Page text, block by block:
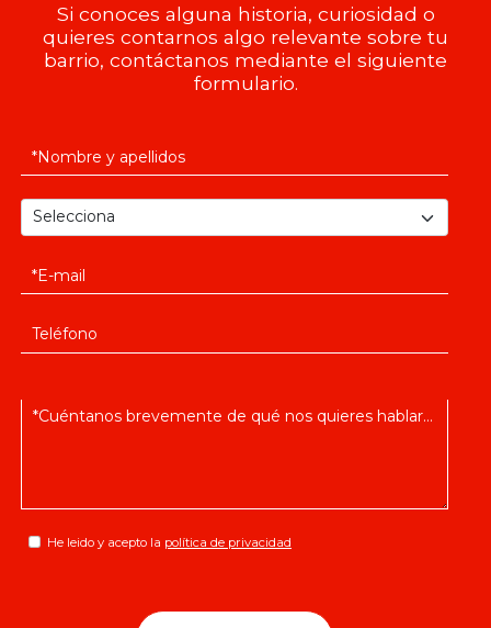
Si conoces alguna historia, curiosidad o
quieres contarnos algo relevante sobre tu
barrio, contáctanos mediante el siguiente
formulario.
He leido y acepto la política de privacidad